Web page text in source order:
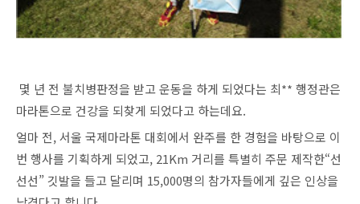
몇 년 전 불치병판정을 받고 운동을 하게 되었다는 최** 행정관은
마라톤으로 건강을 되찾게 되었다고 하는데요.
얼마 전, 서울 국제마라톤 대회에서 완주를 한 경험을 바탕으로 이
번 행사를 기획하게 되었고, 21Km 거리를 특별히 주문 제작한“선
선선” 깃발을 들고 달리며 15,000명의 참가자들에게 깊은 인상을